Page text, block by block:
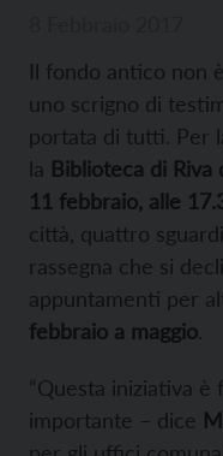
Il fondo antico non
uno scrigno di
portata di tutti. Per
la Biblioteca di Riva
11 febbraio, alle
città, quattro
rassegna che si
appuntamenti per
febbraio a maggio.
“Questa iniziativa
importante – dice